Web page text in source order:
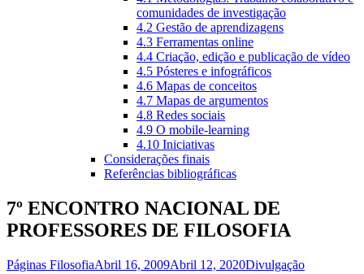
comunidades de investigação
4.2 Gestão de aprendizagens
4.3 Ferramentas online
4.4 Criação, edição e publicação de vídeo
4.5 Pósteres e infográficos
4.6 Mapas de conceitos
4.7 Mapas de argumentos
4.8 Redes sociais
4.9 O mobile-learning
4.10 Iniciativas
Considerações finais
Referências bibliográficas
7º ENCONTRO NACIONAL DE
PROFESSORES DE FILOSOFIA
Páginas FilosofiaAbril 16, 2009Abril 12, 2020Divulgação